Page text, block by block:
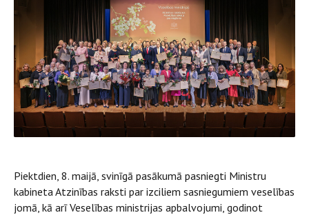
Piektdien, 8. maijā, svinīgā pasākumā pasniegti Ministru
kabineta Atzinības raksti par izciliem sasniegumiem veselības
jomā, kā arī Veselības ministrijas apbalvojumi, godinot